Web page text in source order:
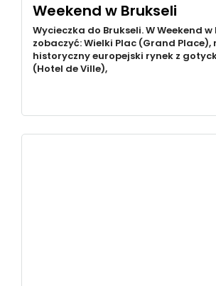
Weekend w Brukseli
Wycieczka do Brukseli. W Weekend
zobaczyć: Wielki Plac (Grand Place),
historyczny europejski rynek z
(Hotel de Ville),